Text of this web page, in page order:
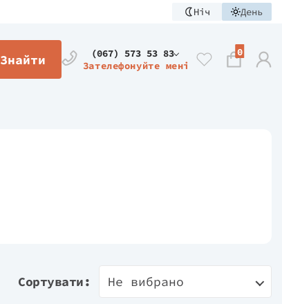
Ніч День
Знайти
(067) 573 53 83
Зателефонуйте мені
0
Сортувати: Не вибрано